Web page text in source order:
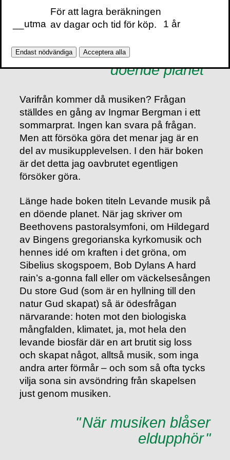
magasin, operaprogramhäften och
tidningar, men har här omarbetats.
Levande musik på en
döende planet
Varifrån kommer då musiken? Frågan
ställdes en gång av Ingmar Bergman i ett
sommarprat. Ingen kan svara på frågan.
Men att försöka göra det menar jag är en
del av musikupplevelsen. I den här boken
är det detta jag oavbrutet egentligen
försöker göra.
Länge hade boken titeln Levande musik på
en döende planet. När jag skriver om
Beethovens pastoralsymfoni, om Hildegard
av Bingens gregorianska kyrkomusik och
hennes idé om kraften i det gröna, om
Sibelius skogspoem, Bob Dylans A hard
rain’s a-gonna fall eller om väckelsesången
Du store Gud (som är en hyllning till den
natur Gud skapat) så är ödesfrågan
närvarande: hoten mot den biologiska
mångfalden, klimatet, ja, mot hela den
levande biosfär där en art brutit sig loss
och skapat något, alltså musik, som inga
andra arter förmår – och som så ofta tycks
vilja sona sin avsöndring från skapelsen
just genom musiken.
När musiken blåser
eldupphör
__utma
För att lagra beräkningen
av dagar och tid för köp.
1 år
Endast nödvändiga Acceptera alla